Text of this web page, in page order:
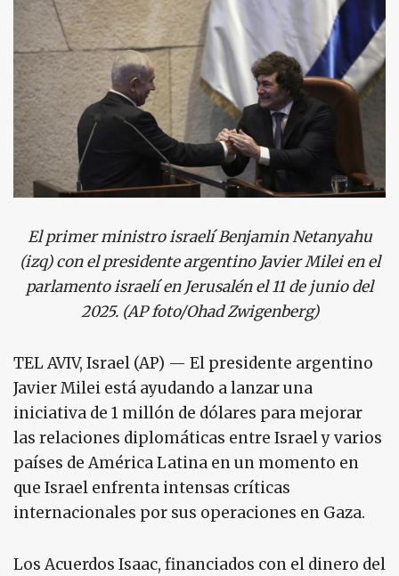
El primer ministro israelí Benjamin Netanyahu
(izq) con el presidente argentino Javier Milei en el
parlamento israelí en Jerusalén el 11 de junio del
2025. (AP foto/Ohad Zwigenberg)
TEL AVIV, Israel (AP) — El presidente argentino
Javier Milei está ayudando a lanzar una
iniciativa de 1 millón de dólares para mejorar
las relaciones diplomáticas entre Israel y varios
países de América Latina en un momento en
que Israel enfrenta intensas críticas
internacionales por sus operaciones en Gaza.
Los Acuerdos Isaac, financiados con el dinero del